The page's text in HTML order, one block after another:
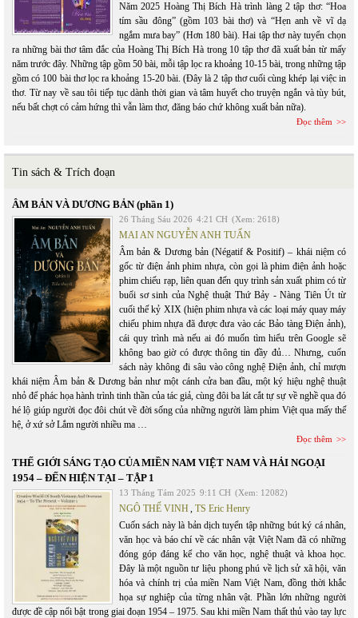
Năm 2025 Hoàng Thị Bích Hà trình làng 2 tập thơ: “Hoa
tím sầu đông” (gồm 103 bài thơ) và “Hẹn anh về vĩ dạ
ngắm mưa bay” (Hơn 180 bài). Hai tập thơ này tuyển chọn
ra những bài thơ tâm đắc của Hoàng Thị Bích Hà trong 10 tập thơ đã xuất bản từ mấy
năm trước đây. Những tập gồm 50 bài, mỗi tập lọc ra khoảng 10-15 bài, trong những tập
gồm có 100 bài thơ lọc ra khoảng 15-20 bài. (Đây là 2 tập thơ cuối cùng khép lại việc in
thơ. Từ nay về sau tôi tiếp tục dành thời gian và tâm huyết cho truyện ngắn và tùy bút,
nếu bất chợt có cảm hứng thì vẫn làm thơ, đăng báo chứ không xuất bản nữa).
Đọc thêm
Tin sách & Trích đoạn
ÂM BẢN VÀ DƯƠNG BẢN (phần 1)
26 Tháng Sáu 2026 4:21 CH (Xem: 2618)
MAI AN NGUYỄN ANH TUẤN
Âm bản & Dương bản (Négatif & Positif) – khái niệm có
gốc từ điện ảnh phim nhựa, còn gọi là phim điện ảnh hoặc
phim chiếu rạp, liên quan đến quy trình sản xuất phim có từ
buổi sơ sinh của Nghệ thuật Thứ Bảy - Nàng Tiên Út từ
cuối thế kỷ XIX (hiện phim nhựa và các loại máy quay máy
chiếu phim nhựa đã được đưa vào các Bảo tàng Điện ảnh),
cái quy trình mà nếu ai đó muốn tìm hiểu trên Google sẽ
không bao giờ có được thông tin đầy đủ… Nhưng, cuốn
sách này không đi sâu vào công nghệ Điện ảnh, chỉ mượn
khái niệm Âm bản & Dương bản như một cánh cửa ban đầu, một ký hiệu nghệ thuật
nhỏ để phác họa hành trình tinh thần của tác giả, cùng đôi ba lát cắt tự sự về nghề qua đó
hé lộ giúp người đọc đôi chút về đời sống của những người làm phim Việt qua mấy thế
hệ, ở xứ sở Lắm người nhiều ma …
Đọc thêm
THẾ GIỚI SÁNG TẠO CỦA MIỀN NAM VIỆT NAM VÀ HẢI NGOẠI
1954 – ĐẾN HIỆN TẠI – TẬP 1
13 Tháng Tám 2025 9:11 CH (Xem: 12082)
NGÔ THẾ VINH, TS Eric Henry
Cuốn sách này là bản dịch tuyển tập những bút ký cá nhân,
văn học và báo chí về các nhân vật Việt Nam đã có những
đóng góp đáng kể cho văn học, nghệ thuật và khoa học.
Đây là một nguồn tư liệu phong phú về lịch sử xã hội, văn
hóa và chính trị của miền Nam Việt Nam, đồng thời khắc
họa sự nghiệp của từng nhân vật. Phần lớn những người
được đề cập nổi bật trong giai đoạn 1954 – 1975. Sau khi miền Nam thất thủ vào tay lực